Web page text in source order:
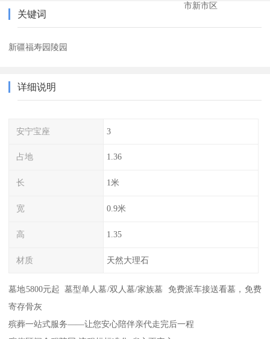
市新市区
关键词
新疆福寿园陵园
详细说明
安宁宝座 3
占地 1.36
长 1米
宽 0.9米
高 1.35
材质 天然大理石
墓地5800元起 墓型单人墓/双人墓/家族墓 免费派车接送看墓，免费
寄存骨灰
殡葬一站式服务——让您安心陪伴亲代走完后一程